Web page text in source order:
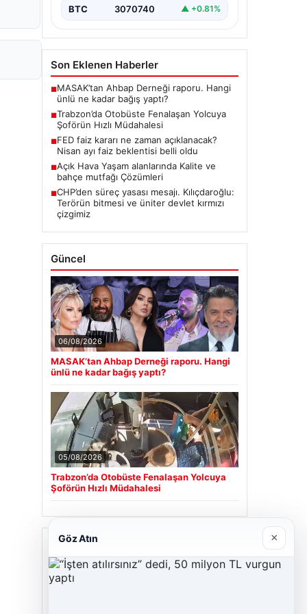
BTC 3070740 ▲ +0.81%
Son Eklenen Haberler
■MASAK’tan Ahbap Derneği raporu. Hangi
ünlü ne kadar bağış yaptı?
■Trabzon’da Otobüste Fenalaşan Yolcuya
Şoförün Hızlı Müdahalesi
■FED faiz kararı ne zaman açıklanacak?
Nisan ayı faiz beklentisi belli oldu
■Açık Hava Yaşam alanlarında Kalite ve
bahçe mutfağı Çözümleri
■CHP’den süreç yasası mesajı. Kılıçdaroğlu:
Terörün bitmesi ve üniter devlet kırmızı
çizgimiz
Güncel
06/08/2026
MASAK’tan Ahbap Derneği raporu. Hangi
ünlü ne kadar bağış yaptı?
05/08/2026
Trabzon’da Otobüste Fenalaşan Yolcuya
Şoförün Hızlı Müdahalesi
Son Eklenen Firmalar
Cengiz Sigorta
Göz Atın ×